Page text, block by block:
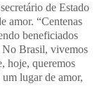
de Estado
amor. “Centenas
beneficiados
No Brasil, vivemos
hoje, queremos
lugar de amor,